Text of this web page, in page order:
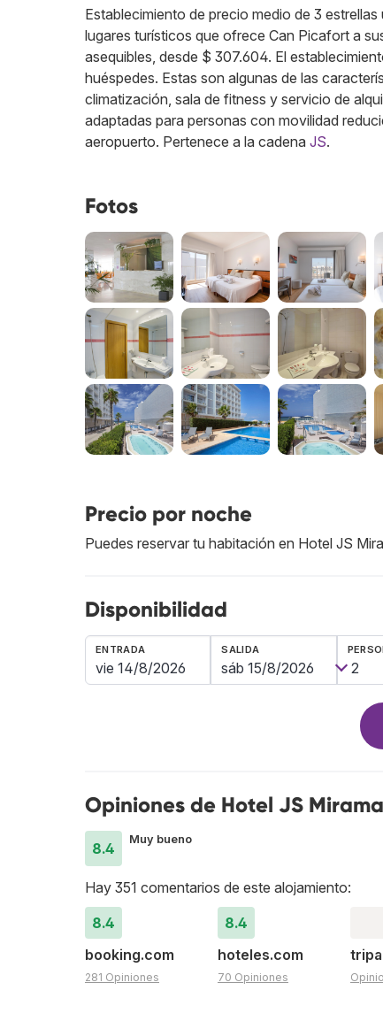
Establecimiento de precio medio de 3
lugares turísticos que ofrece Can Picafort a
asequibles, desde $ 307.604. El
huéspedes. Estas son algunas de las
climatización, sala de fitness y servicio de
adaptadas para personas con movilidad
aeropuerto. Pertenece a la cadena JS.
Fotos
Precio por noche
Puedes reservar tu habitación en Hotel JS
Disponibilidad
ENTRADA SALIDA
Opiniones de Hotel JS
8.4
Muy bueno
Hay 351 comentarios de este alojamiento:
8.4
booking.com
281 Opiniones
8.4
hoteles.com
70 Opiniones